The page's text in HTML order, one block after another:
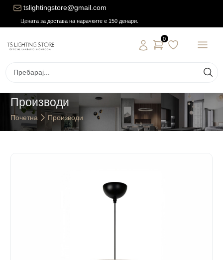
tslightingstore@gmail.com
Цената за достава на нарачките е 150 денари.
0
Производи
Почетна Производи